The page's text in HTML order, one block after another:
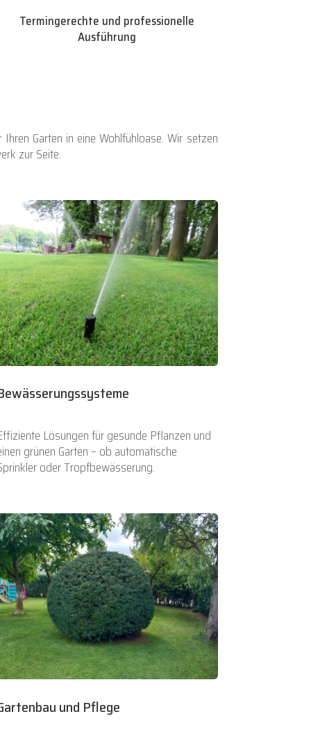
Termingerechte und professionelle
Ausführung
Garten in eine Wohlfühloase. Wir setzen
zur Seite.
Lösungen für gesunde Pflanzen und
grünen Garten – ob automatische
oder Tropfbewässerung.
und Pflege